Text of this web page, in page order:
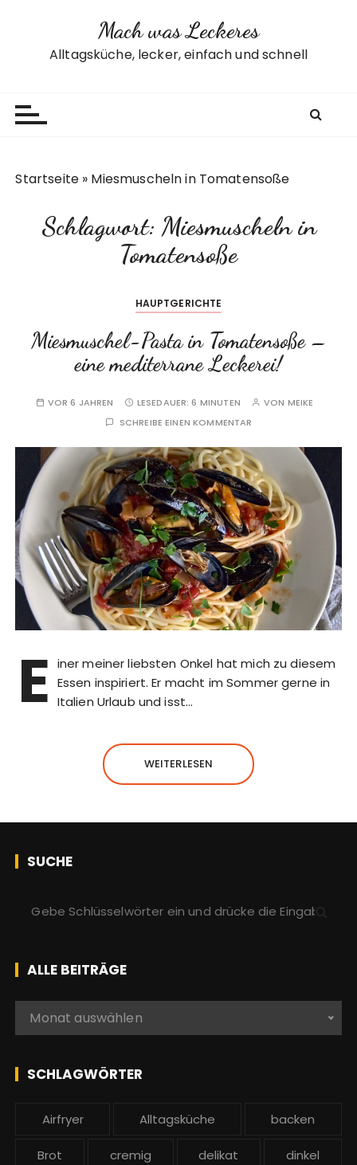
Mach was Leckeres
Alltagsküche, lecker, einfach und schnell
Startseite » Miesmuscheln in Tomatensoße
Schlagwort: Miesmuscheln in
Tomatensoße
HAUPTGERICHTE
Miesmuschel-Pasta in Tomatensoße –
eine mediterrane Leckerei!
VOR 6 JAHREN LESEDAUER:6 MINUTEN VON MEIKE
SCHREIBE EINEN KOMMENTAR
E iner meiner liebsten Onkel hat mich zu diesem
Essen inspiriert. Er macht im Sommer gerne in
Italien Urlaub und isst…
WEITERLESEN
SUCHE
h
e
n
c
:
ALLE BEITRÄGE
e
Monat auswählen
SCHLAGWÖRTER
Airfryer Alltagsküche backen
Brot cremig delikat dinkel